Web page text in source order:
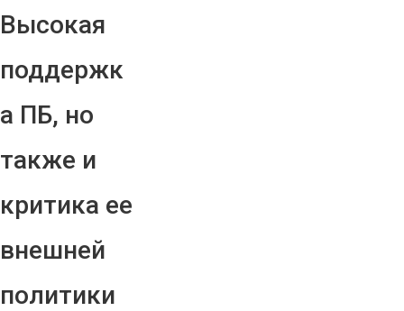
Высокая
поддержк
а ПБ, но
также и
критика ее
внешней
политики